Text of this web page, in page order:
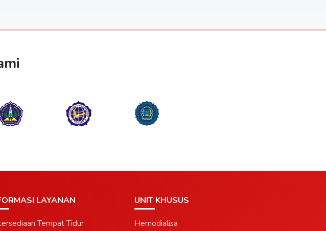
LAYANAN
Tempat Tidur
UNIT KHUSUS
Hemodialisa